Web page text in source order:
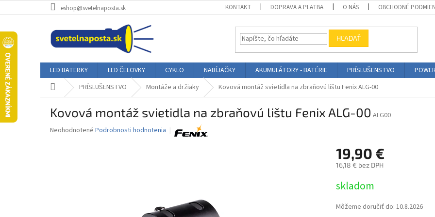
na
eshop@svetelnaposta.sk KONTAKT DOPRAVA A PLATBA O NÁS OBCHODNÉ
HĽADAŤ
LED BATERKY LED ČELOVKY CYKLO NABÍJAČKY AKUMULÁTORY - BATÉRIE PRÍSLUŠENSTVO
DomovPRÍSLUŠENSTVO Montáže a držiaky Kovová montáž svietidla na zbraňovú lištu Fenix ALG-00
Kovová montáž svietidla na zbraňovú lištu Fenix ALG-00 ALG00
Priemerné
Neohodnotené Podrobnosti hodnotenia
19,90 €
16,18 € bez DPH
cena:
skladom
Môžeme doručiť do: 10.8.2026